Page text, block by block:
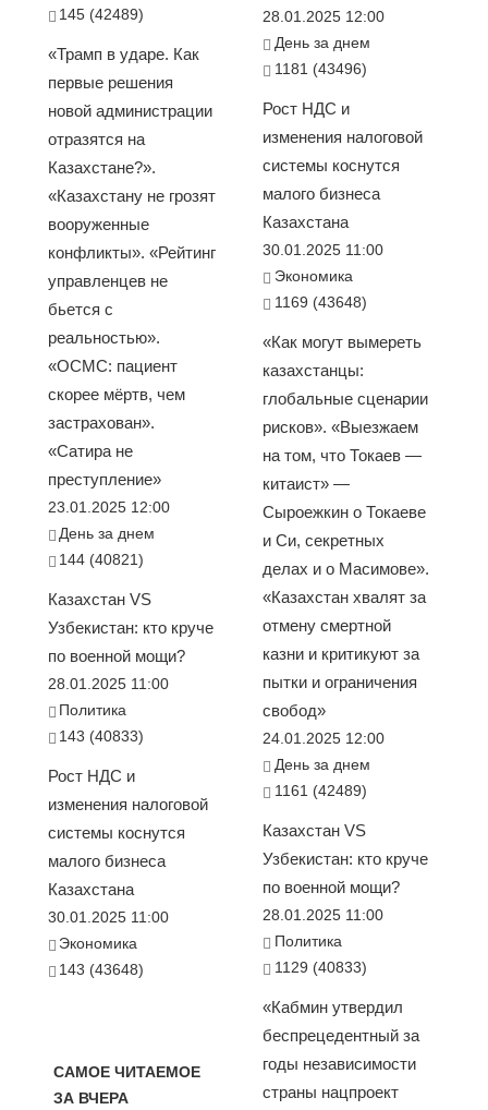
145 (42489)
«Трамп в ударе. Как
первые решения
новой администрации
отразятся на
Казахстане?».
«Казахстану не грозят
вооруженные
конфликты». «Рейтинг
управленцев не
бьется с
реальностью».
«ОСМС: пациент
скорее мёртв, чем
застрахован».
«Сатира не
преступление»
23.01.2025 12:00
День за днем
144 (40821)
Казахстан VS
Узбекистан: кто круче
по военной мощи?
28.01.2025 11:00
Политика
143 (40833)
Рост НДС и
изменения налоговой
системы коснутся
малого бизнеса
Казахстана
30.01.2025 11:00
Экономика
143 (43648)
САМОЕ ЧИТАЕМОЕ
ЗА ВЧЕРА
28.01.2025 12:00
День за днем
1181 (43496)
Рост НДС и
изменения налоговой
системы коснутся
малого бизнеса
Казахстана
30.01.2025 11:00
Экономика
1169 (43648)
«Как могут вымереть
казахстанцы:
глобальные сценарии
рисков». «Выезжаем
на том, что Токаев —
китаист» —
Сыроежкин о Токаеве
и Си, секретных
делах и о Масимове».
«Казахстан хвалят за
отмену смертной
казни и критикуют за
пытки и ограничения
свобод»
24.01.2025 12:00
День за днем
1161 (42489)
Казахстан VS
Узбекистан: кто круче
по военной мощи?
28.01.2025 11:00
Политика
1129 (40833)
«Кабмин утвердил
беспрецедентный за
годы независимости
страны нацпроект